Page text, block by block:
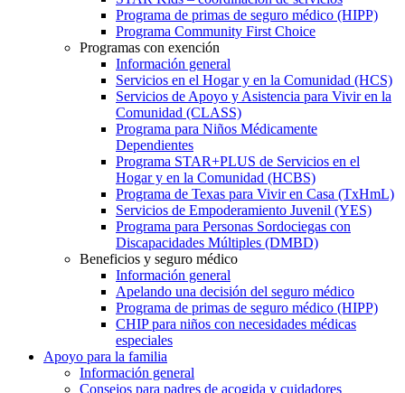
Programa de primas de seguro médico (HIPP)
Programa Community First Choice
Programas con exención
Información general
Servicios en el Hogar y en la Comunidad (HCS)
Servicios de Apoyo y Asistencia para Vivir en la
Comunidad (CLASS)
Programa para Niños Médicamente
Dependientes
Programa STAR+PLUS de Servicios en el
Hogar y en la Comunidad (HCBS)
Programa de Texas para Vivir en Casa (TxHmL)
Servicios de Empoderamiento Juvenil (YES)
Programa para Personas Sordociegas con
Discapacidades Múltiples (DMBD)
Beneficios y seguro médico
Información general
Apelando una decisión del seguro médico
Programa de primas de seguro médico (HIPP)
CHIP para niños con necesidades médicas
especiales
Apoyo para la familia
Información general
Consejos para padres de acogida y cuidadores